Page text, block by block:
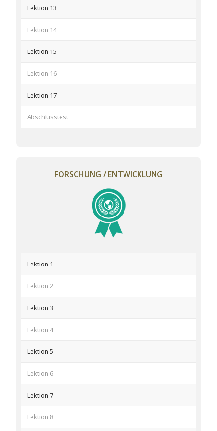
Lektion 13
Lektion 14
Lektion 15
Lektion 16
Lektion 17
Abschlusstest
FORSCHUNG / ENTWICKLUNG
Lektion 1
Lektion 2
Lektion 3
Lektion 4
Lektion 5
Lektion 6
Lektion 7
Lektion 8